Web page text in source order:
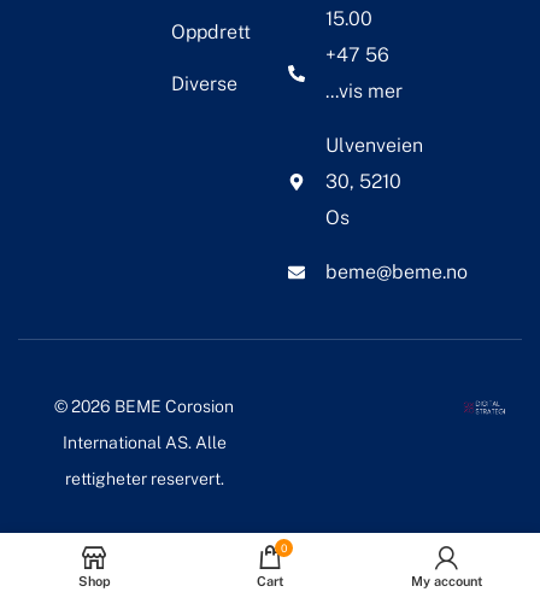
Oppdrett
Diverse
15.00
+47 56
...vis mer
Ulvenveien
30, 5210
Os
beme@beme.no
© 2026 BEME Corosion
International AS. Alle
rettigheter reservert.
Shop
0
Cart My account